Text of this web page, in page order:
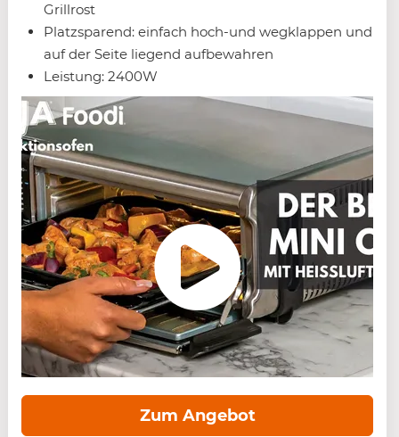
Grillrost
Platzsparend: einfach hoch-und wegklappen und
auf der Seite liegend aufbewahren
Leistung: 2400W
Zum Angebot